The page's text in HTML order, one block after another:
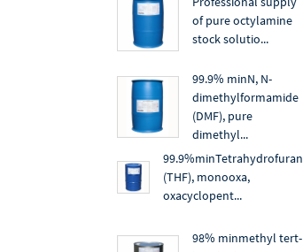
of pure octylamine
stock solutio...
99.9% minN, N-
dimethylformamide
(DMF), pure
dimethyl...
99.9%minTetrahydrofuran
(THF), monooxa,
oxacyclopent...
98% minmethyl tert-